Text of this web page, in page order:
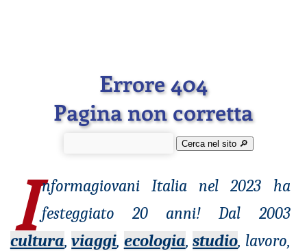
Errore 404
Pagina non corretta
Cerca nel sito 🔎︎
I nformagiovaniItalia nel 2023 ha
festeggiato 20 anni! Dal 2003
cultura,viaggi, ecologia,studio, lavoro,